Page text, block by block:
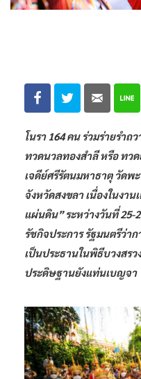
โนรา 164 คน ร่วมร่ายรำ
ทวดนวลทองสำลี หรือ ทว
เจดีย์ศรีรัตนมหาธาตุ วัดพ
จังหวัดสงขลา เนื่องในงา
แผ่นดิน” ระหว่างวันที่
รัชกิจประการ รัฐมนตรีว่า
เป็นประธานในพิธีบวงสร
ประดิษฐานยังแท่นเบญจา